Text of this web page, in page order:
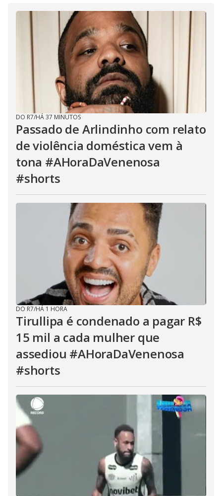
DO R7/HÁ 37 MINUTOS
Passado de Arlindinho com relato
de violência doméstica vem à
tona #AHoraDaVenenosa
#shorts
DO R7/HÁ 1 HORA
Tirullipa é condenado a pagar R$
15 mil a cada mulher que
assediou #AHoraDaVenenosa
#shorts